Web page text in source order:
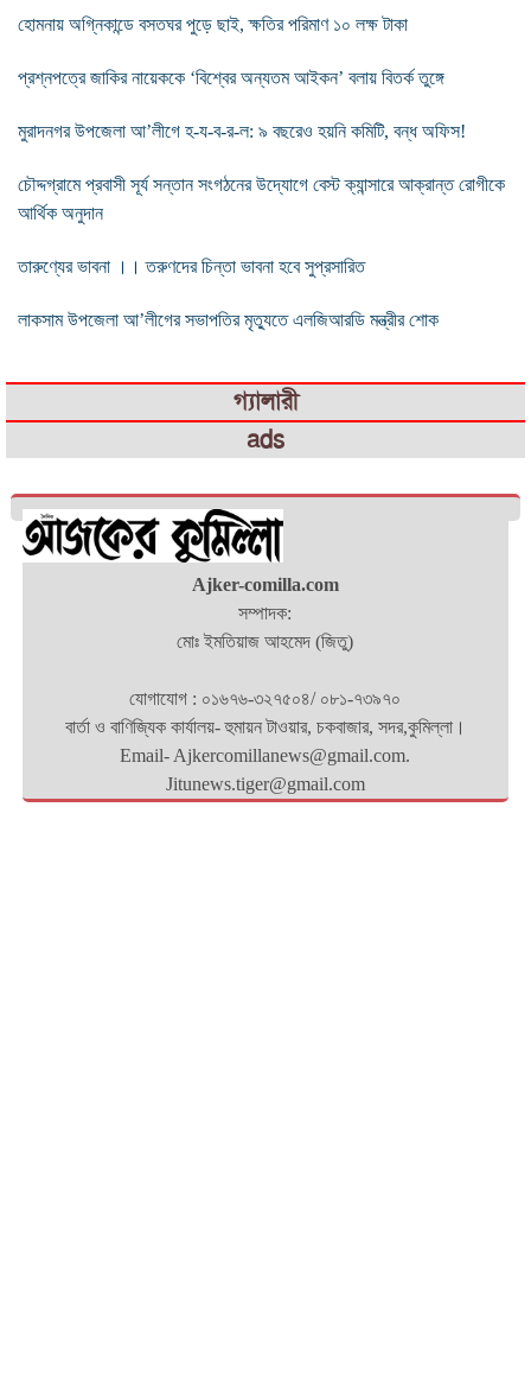
হোমনায় অগ্নিকান্ডে বসতঘর পুড়ে ছাই, ক্ষতির পরিমাণ ১০ লক্ষ টাকা
প্রশ্নপত্রে জাকির নায়েককে ‘বিশ্বের অন্যতম আইকন’ বলায় বিতর্ক তুঙ্গে
মুরাদনগর উপজেলা আ’লীগে হ-য-ব-র-ল: ৯ বছরেও হয়নি কমিটি, বন্ধ অফিস!
চৌদ্দগ্রামে প্রবাসী সূর্য সন্তান সংগঠনের উদ্যোগে বেস্ট ক্যান্সারে আক্রান্ত রোগীকে
আর্থিক অনুদান
তারুণ্যের ভাবনা ।। তরুণদের চিন্তা ভাবনা হবে সুপ্রসারিত
লাকসাম উপজেলা আ’লীগের সভাপতির মৃত্যুতে এলজিআরডি মন্ত্রীর শোক
গ্যালারী
ads
Ajker-comilla.com
সম্পাদক:
মোঃ ইমতিয়াজ আহমেদ (জিতু)
যোগাযোগ : ০১৬৭৬-৩২৭৫০৪/ ০৮১-৭৩৯৭০
বার্তা ও বাণিজ্যিক কার্যালয়- হুমায়ন টাওয়ার, চকবাজার, সদর,কুমিল্লা।
Email- Ajkercomillanews@gmail.com.
Jitunews.tiger@gmail.com